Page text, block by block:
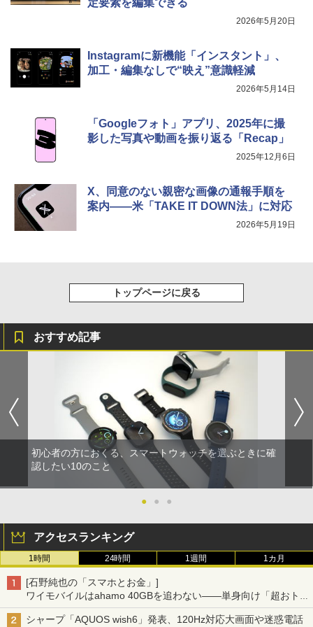
定要素を編集できる
2026年5月20日
Instagramに新機能「インスタント」、
加工・編集なしで“映え”意識軽減
2026年5月14日
「Googleフォト」アプリ、2025年に撮
影した写真や動画を振り返る「Recap」
2025年12月6日
X、同意のない親密な画像の通報手順を
案内――米「TAKE IT DOWN法」に対応
2026年5月19日
トップページに戻る
おすすめ記事
初心者の方におくる、スマートウォッチを選ぶときに確
認したい10のこと
● ● ●
アクセスランキング
1時間 24時間 1週間 1カ月
[石野純也の「スマホとお金」]
ワイモバイルはahamo 40GBを追わない――単身向け「超おトク
割」の安さと1年限定の注意点
シャープ「AQUOS wish6」発表、120Hz対応大画面や迷惑電話